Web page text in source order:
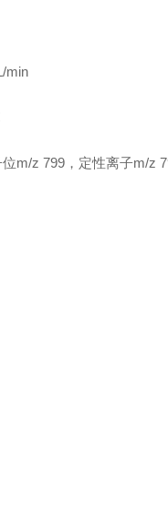
min
m/z 799，定性离子m/z